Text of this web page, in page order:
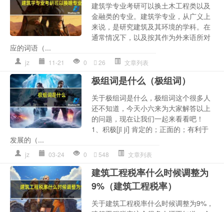
建筑学专业考研可以换土木工程类以及
金融类的专业。建筑学专业，从广义上
来说，是研究建筑及其环境的学科。在
通常情况下，以及按其作为外来语所对
应的词语（...
jz 11-21 0 26 文章列表
极组词是什么（极组词）
关于极组词是什么，极组词这个很多人
还不知道，今天小六来为大家解答以上
的问题，现在让我们一起来看看吧！
1、积极[jī jí] 肯定的；正面的；有利于
发展的（...
jz 03-24 0 548 文章列表
建筑工程税率什么时候调整为
9%（建筑工程税率）
关于建筑工程税率什么时候调整为9%，